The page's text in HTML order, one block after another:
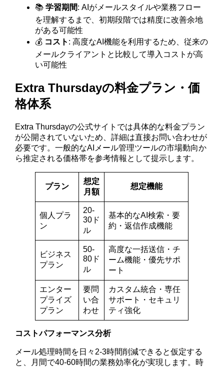
📚学習期間: AIがメールスタイルや業務フロー
を理解するまで、初期段階では精度に改善余地
がある可能性
💰 コスト : 高度なAI機能を利用するため、従来の
メールクライアントと比較して導入コストが高
い可能性
Extra Thursdayの料金プラン・価
格体系
Extra Thursdayの公式サイトでは具体的な料金プラン
が公開されていないため、詳細は直接お問い合わせが
必要です。一般的なAIメール管理ツールの市場動向か
ら推定される価格帯を参考情報として提示します。
プラン
想定
月額
想定機能
個人プラ
ン
20-
30ド
ル
基本的なAI検索・要
約・返信作成機能
ビジネス
プラン
50-
80ド
ル
高度な一括送信・チ
ーム機能・優先サポ
ート
エンター
プライズ
プラン
要問
い合
わせ
カスタム統合・専任
サポート・セキュリ
ティ強化
コストパフォーマンス分析
メール処理時間を日々2-3時間削減できると仮定する
と、月間で40-60時間の業務効率化が実現します。時